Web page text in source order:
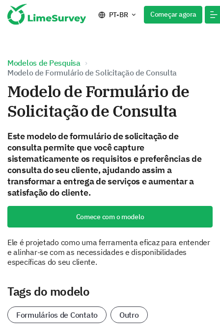
PT-BR Começar agora
Modelos de Pesquisa
Modelo de Formulário de Solicitação de Consulta
Modelo de Formulário de
Solicitação de Consulta
Este modelo de formulário de solicitação de
consulta permite que você capture
sistematicamente os requisitos e preferências de
consulta do seu cliente, ajudando assim a
transformar a entrega de serviços e aumentar a
satisfação do cliente.
Comece com o modelo
Ele é projetado como uma ferramenta eficaz para entender
e alinhar-se com as necessidades e disponibilidades
específicas do seu cliente.
Tags do modelo
Formulários de Contato Outro